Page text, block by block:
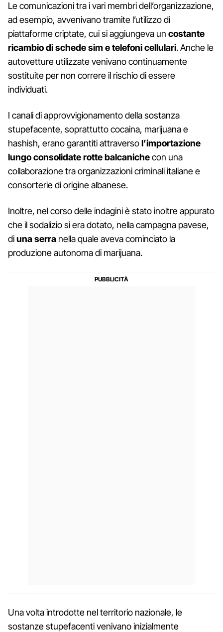
Le comunicazioni tra i vari membri dell’organizzazione,
ad esempio, avvenivano tramite l’utilizzo di
piattaforme criptate, cui si aggiungeva un costante
ricambio di schede sim e telefoni cellulari. Anche le
autovetture utilizzate venivano continuamente
sostituite per non correre il rischio di essere
individuati.
I canali di approvvigionamento della sostanza
stupefacente, soprattutto cocaina, marijuana e
hashish, erano garantiti attraversol’importazione
lungo consolidate rotte balcanichecon una
collaborazione tra organizzazioni criminali italiane e
consorterie di origine albanese.
Inoltre, nel corso delle indagini è stato inoltre appurato
che il sodalizio si era dotato, nella campagna pavese,
diuna serra nella quale aveva cominciato la
produzione autonoma di marijuana.
Una volta introdotte nel territorio nazionale, le
sostanze stupefacenti venivano inizialmente